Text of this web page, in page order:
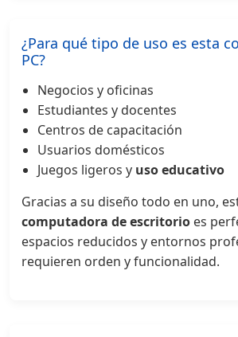
¿Para qué tipo de uso es esta
PC?
Negocios y oficinas
Estudiantes y docentes
Centros de capacitación
Usuarios domésticos
Juegos ligeros y uso educativo
Gracias a su diseño todo en uno,
computadora de escritorio es
espacios reducidos y entornos
requieren orden y funcionalidad.